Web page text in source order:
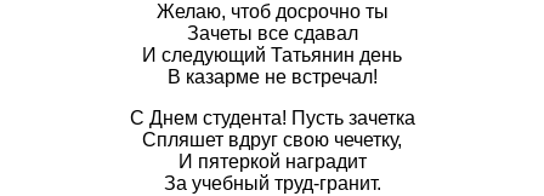
Желаю, чтоб досрочно ты
Зачеты все сдавал
И следующий Татьянин день
В казарме не встречал!
С Днем студента! Пусть зачетка
Спляшет вдруг свою чечетку,
И пятеркой наградит
За учебный труд-гранит.